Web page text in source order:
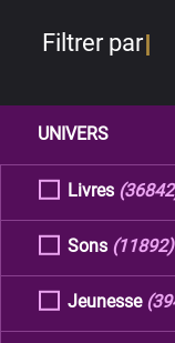
Filtrer par
UNIVERS
Livres
Sons (11892)
Jeunesse